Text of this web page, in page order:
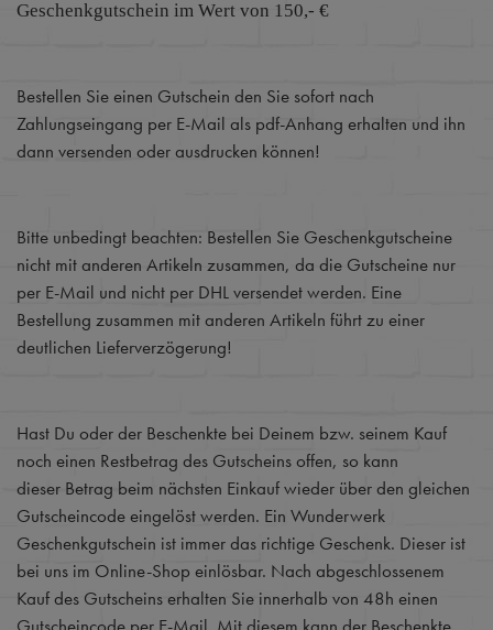
Geschenkgutschein im Wert von 150,- €
Bestellen Sie einen Gutschein den Sie sofort nach
Zahlungseingang per E-Mail als pdf-Anhang erhalten und ihn
dann versenden oder ausdrucken können!
Bitte unbedingt beachten: Bestellen Sie Geschenkgutscheine
nicht mit anderen Artikeln zusammen, da die Gutscheine nur
per E-Mail und nicht per DHL versendet werden. Eine
Bestellung zusammen mit anderen Artikeln führt zu einer
deutlichen Lieferverzögerung!
Hast Du oder der Beschenkte bei Deinem bzw. seinem Kauf
noch einen Restbetrag des Gutscheins offen, so kann
dieser Betrag beim nächsten Einkauf wieder über den gleichen
Gutscheincode eingelöst werden. Ein Wunderwerk
Geschenkgutschein ist immer das richtige Geschenk. Dieser ist
bei uns im Online-Shop einlösbar. Nach abgeschlossenem
Kauf des Gutscheins erhalten Sie innerhalb von 48h einen